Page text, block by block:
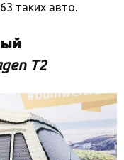
таких авто.
T2